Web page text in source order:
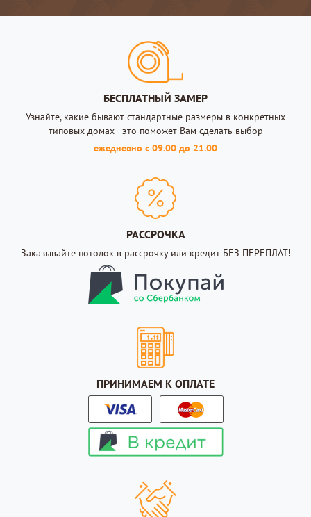
БЕСПЛАТНЫЙ ЗАМЕР
Узнайте, какие бывают стандартные размеры в конкретных
типовых домах - это поможет Вам сделать выбор
ежедневно с 09.00 до 21.00
РАССРОЧКА
Заказывайте потолок в рассрочку или кредит БЕЗ ПЕРЕПЛАТ!
ПРИНИМАЕМ К ОПЛАТЕ